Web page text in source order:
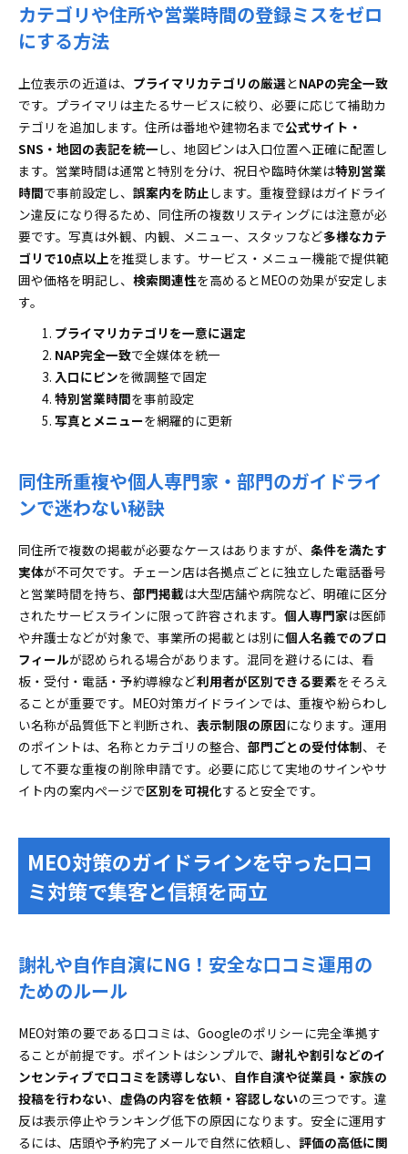
カテゴリや住所や営業時間の登録ミスをゼロ
にする方法
上位表示の近道は、 プライマリカテゴリの厳選とNAPの完全一致
です。プライマリは主たるサービスに絞り、必要に応じて補助カ
テゴリを追加します。住所は番地や建物名まで公式サイト・
SNS・地図の表記を統一 し、地図ピンは入口位置へ正確に配置し
ます。営業時間は通常と特別を分け、祝日や臨時休業は特別営業
時間で事前設定し、 誤案内を防止 します。重複登録はガイドライ
ン違反になり得るため、同住所の複数リスティングには注意が必
要です。写真は外観、内観、メニュー、スタッフなど多様なカテ
ゴリで10点以上を推奨します。サービス・メニュー機能で提供範
囲や価格を明記し、 検索関連性を高めるとMEOの効果が安定しま
す。
プライマリカテゴリを一意に選定
NAP完全一致で全媒体を統一
入口にピンを微調整で固定
特別営業時間を事前設定
写真とメニューを網羅的に更新
同住所重複や個人専門家・部門のガイドライ
ンで迷わない秘訣
同住所で複数の掲載が必要なケースはありますが、 条件を満たす
実体が不可欠です。チェーン店は各拠点ごとに独立した電話番号
と営業時間を持ち、 部門掲載は大型店舗や病院など、明確に区分
されたサービスラインに限って許容されます。 個人専門家は医師
や弁護士などが対象で、事業所の掲載とは別に個人名義でのプロ
フィールが認められる場合があります。混同を避けるには、看
板・受付・電話・予約導線など利用者が区別できる要素をそろえ
ることが重要です。MEO対策ガイドラインでは、重複や紛らわし
い名称が品質低下と判断され、 表示制限の原因になります。運用
のポイントは、名称とカテゴリの整合、 部門ごとの受付体制、そ
して不要な重複の削除申請です。必要に応じて実地のサインやサ
イト内の案内ページで区別を可視化すると安全です。
MEO対策のガイドラインを守った口コ
ミ対策で集客と信頼を両立
謝礼や自作自演にNG！安全な口コミ運用の
ためのルール
MEO対策の要である口コミは、Googleのポリシーに完全準拠す
ることが前提です。ポイントはシンプルで、 謝礼や割引などのイ
ンセンティブで口コミを誘導しない、 自作自演や従業員・家族の
投稿を行わない、 虚偽の内容を依頼・容認しないの三つです。違
反は表示停止やランキング低下の原因になります。安全に運用す
るには、店頭や予約完了メールで自然に依頼し、 評価の高低に関